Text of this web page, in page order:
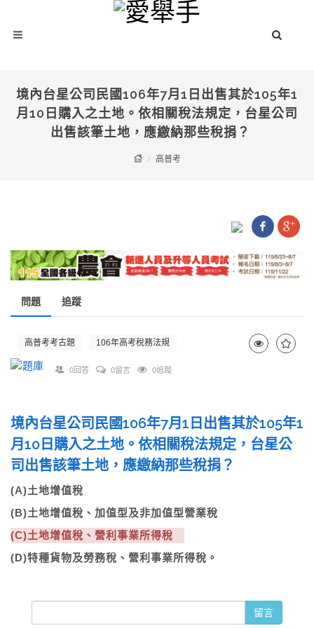
境內台星公司民國106年7月1日出售其於105年1
月10日購入之土地。依相關稅法規定，台星公司
出售該筆土地，應繳納那些稅捐？
高普考
問題 追蹤
高普考考古題 106年高考稅務法規
0回答 0留言 0追蹤
境內台星公司民國106年7月1日出售其於105年1
月10日購入之土地。依相關稅法規定，台星公
司出售該筆土地，應繳納那些稅捐？
(A)土地增值稅
(B)土地增值稅、加值型及非加值型營業稅
(C)土地增值稅、營利事業所得稅
(D)特種貨物及勞務稅、營利事業所得稅。
留言